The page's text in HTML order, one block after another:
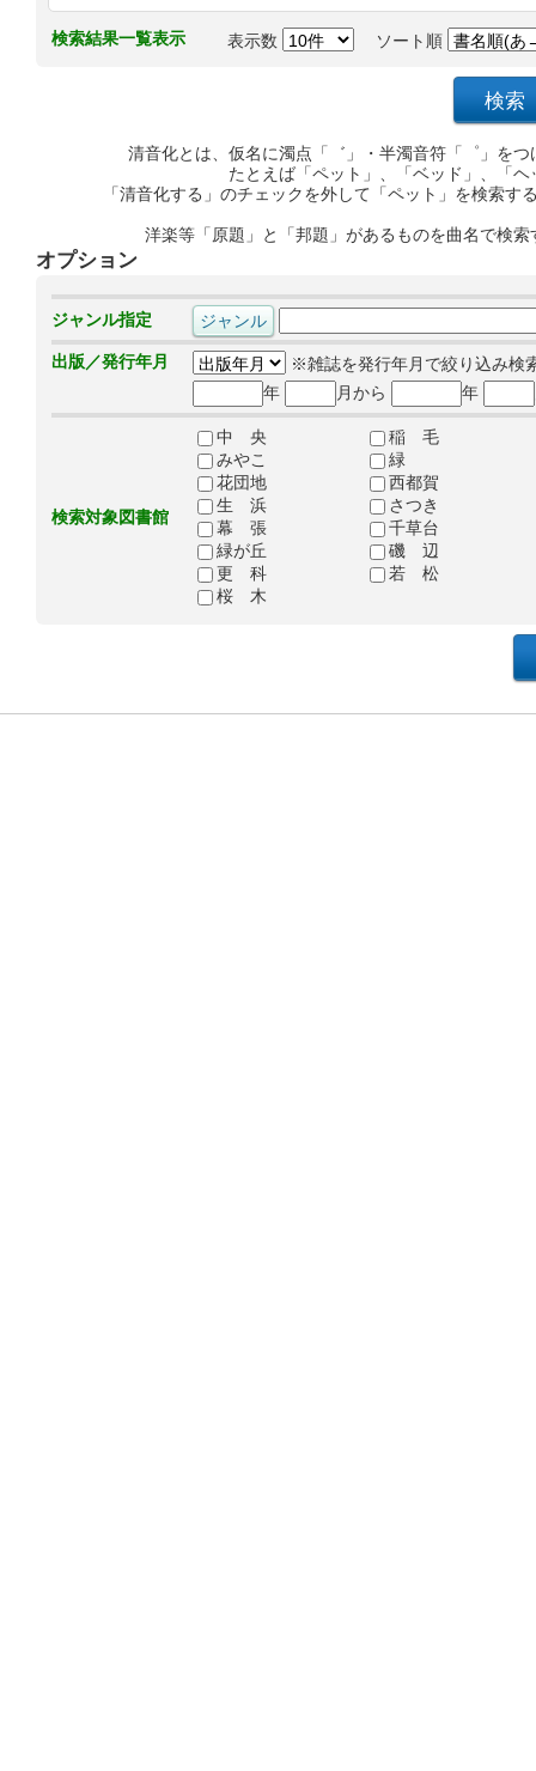
検索結果一覧表示 表示数 ソート順
清音化とは、仮名に濁点「゛」・半濁音符「゜」を
たとえば「ペット」、「ベッド」、「
「清音化する」のチェックを外して「ペット」を検索
洋楽等「原題」と「邦題」があるものを曲名で検
オプション
ジャンル指定
出版／発行年月
※雑誌を発行年月で絞り込み検
年
月から 年
検索対象図書館
中 央
稲 毛
みやこ
緑
花団地
西都賀
生 浜
さつき
幕 張
千草台
緑が丘
磯 辺
更 科
若 松
桜 木